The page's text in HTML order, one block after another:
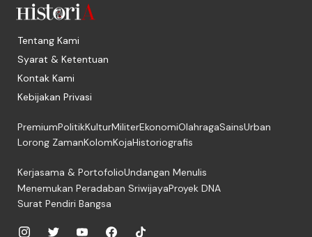
Tentang Kami
Syarat & Ketentuan
Kontak Kami
Kebijakan Privasi
PremiumPolitikKulturMiliterEkonomiOlahragaSainsUrban
Lorong ZamanKolomKojaHistoriografis
Kerjasama & PortofolioUndangan Menulis
Menemukan Peradaban SriwijayaProyek DNA
Surat Pendiri Bangsa